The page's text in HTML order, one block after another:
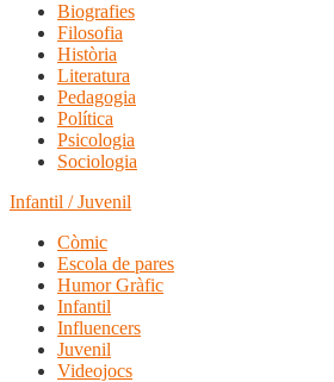
Biografies
Filosofia
Història
Literatura
Pedagogia
Política
Psicologia
Sociologia
Infantil / Juvenil
Còmic
Escola de pares
Humor Gràfic
Infantil
Influencers
Juvenil
Videojocs